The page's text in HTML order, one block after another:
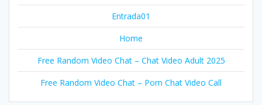
Entrada01
Home
Free Random Video Chat – Chat Video Adult 2025
Free Random Video Chat – Porn Chat Video Call